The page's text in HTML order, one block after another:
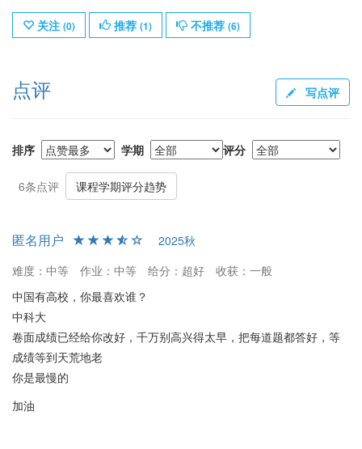
关注 (0) 推荐 (1) 不推荐 (6)
点评 写点评
排序 学期 评分
6条点评 课程学期评分趋势
匿名用户
2025秋
难度：中等
作业：中等 给分：超好
收获：一般
中国有高校，你最喜欢谁？
中科大
卷面成绩已经给你改好，千万别高兴得太早，把每道题都答好，等
成绩等到天荒地老
你是最慢的
加油